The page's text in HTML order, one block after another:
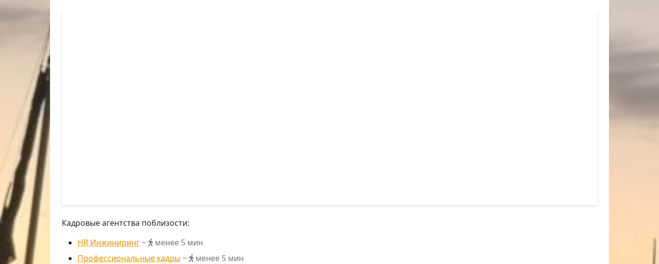
Кадровые агентства поблизости:
HR Инжиниринг~
менее 5 мин
Профессиональные кадры~
менее 5 мин